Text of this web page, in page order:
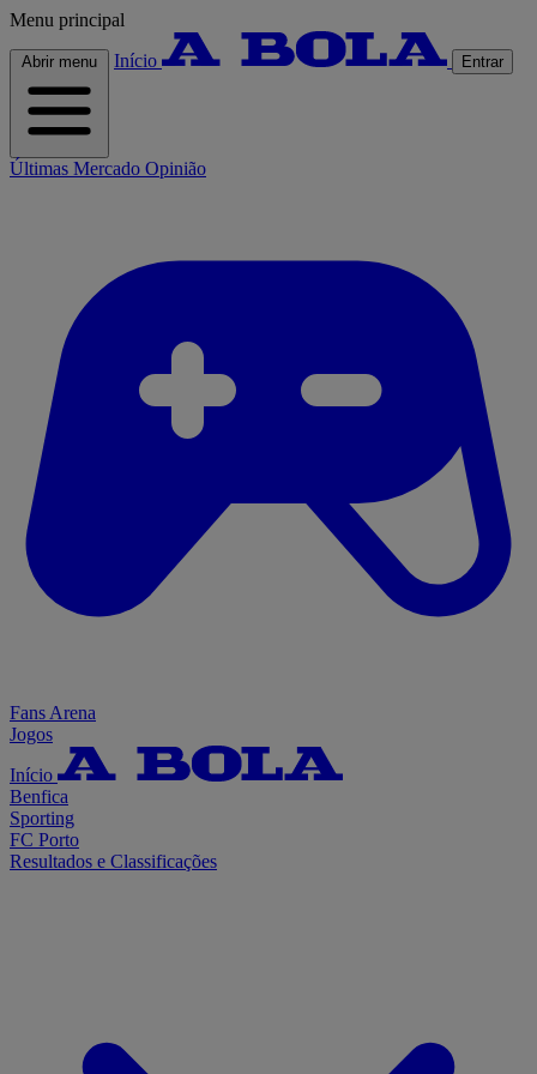
Menu principal
Abrir menu Início Entrar
Últimas Mercado Opinião
Fans Arena
Jogos
Início
Benfica
Sporting
FC Porto
Resultados e Classificações